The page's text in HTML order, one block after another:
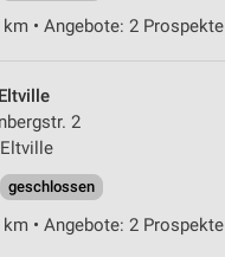
km • Angebote: 2 Prospekte
2
geschlossen
km • Angebote: 2 Prospekte